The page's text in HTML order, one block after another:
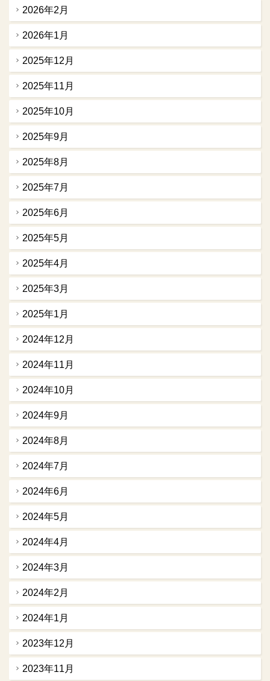
2026年2月
2026年1月
2025年12月
2025年11月
2025年10月
2025年9月
2025年8月
2025年7月
2025年6月
2025年5月
2025年4月
2025年3月
2025年1月
2024年12月
2024年11月
2024年10月
2024年9月
2024年8月
2024年7月
2024年6月
2024年5月
2024年4月
2024年3月
2024年2月
2024年1月
2023年12月
2023年11月